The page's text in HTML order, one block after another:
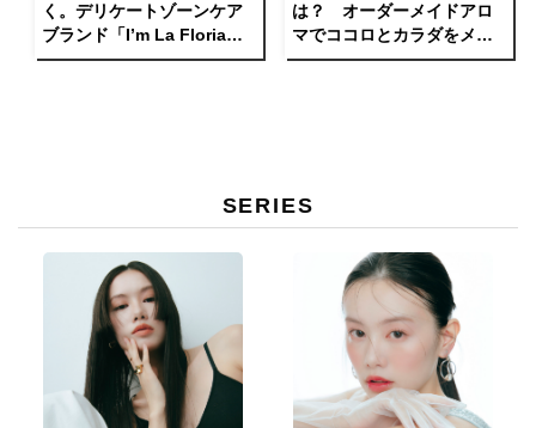
く。デリケートゾーンケア
ブランド「I’m La Floria」
がリブランディング！
は？ オーダーメイドアロ
マでココロとカラダをメン
テナンス。【モデル大桑マ
SERIES